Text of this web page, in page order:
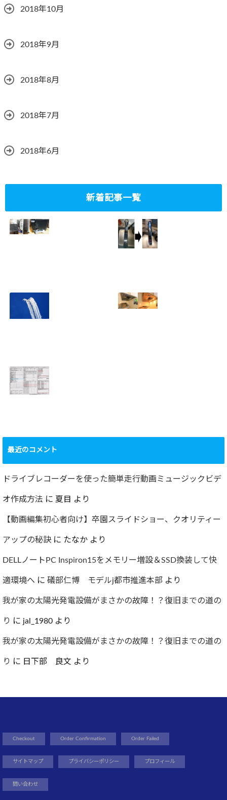
2018年10月
2018年9月
2018年8月
2018年7月
2018年6月
新着記事一覧
ド対応
2023.10.14
チレス水栓にDIY
で交換
撮影方法のレクチ
ャー
2022.12.24
要再検査となって
しまった…
2022.07.30
最近のコメント
ドライブレコーダーを使った簡単走行動画ミュージックビデ
オ作成方法 に 夏目 より
【動画編集初心者向け】卒園スライドショー、クオリティー
アップの秘訣に たなか より
DELLノートPC Inspiron15をメモリー増設＆SSD換装して快
適環境へ に 礒部仁博 モデルj都市推進本部 より
我が家の太陽光発電設備がまさかの故障！？復旧までの道の
り に jal_1980 より
我が家の太陽光発電設備がまさかの故障！？復旧までの道の
り に 日下部 良文 より
Checkout Order Confirmation Order Failed
サイトマップ プライバシーポリシー プロフィール
問い合わせ